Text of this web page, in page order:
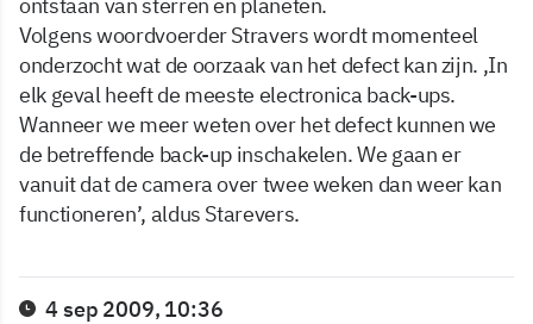
Volgens woordvoerder Stravers wordt momenteel
onderzocht wat de oorzaak van het defect kan zijn. ,In
elk geval heeft de meeste electronica back-ups.
Wanneer we meer weten over het defect kunnen we
de betreffende back-up inschakelen. We gaan er
vanuit dat de camera over twee weken dan weer kan
functioneren’, aldus Starevers.
4 sep 2009, 10:36